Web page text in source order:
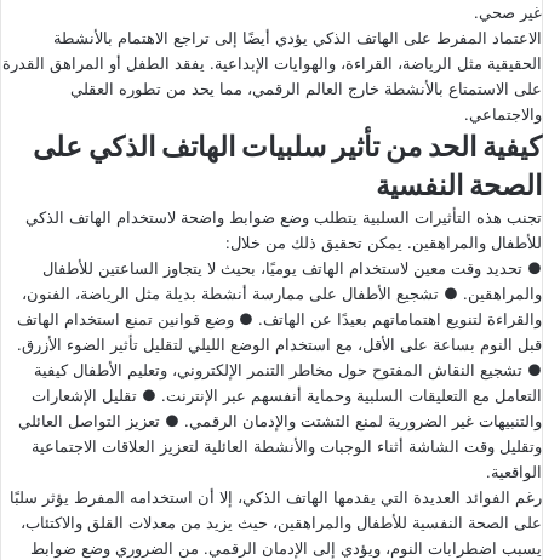
غير صحي.
الاعتماد المفرط على الهاتف الذكي يؤدي أيضًا إلى تراجع الاهتمام بالأنشطة
الحقيقية مثل الرياضة، القراءة، والهوايات الإبداعية. يفقد الطفل أو المراهق القدرة
على الاستمتاع بالأنشطة خارج العالم الرقمي، مما يحد من تطوره العقلي
والاجتماعي.
كيفية الحد من تأثير سلبيات الهاتف الذكي على
الصحة النفسية
تجنب هذه التأثيرات السلبية يتطلب وضع ضوابط واضحة لاستخدام الهاتف الذكي
للأطفال والمراهقين. يمكن تحقيق ذلك من خلال:
● تحديد وقت معين لاستخدام الهاتف يوميًا، بحيث لا يتجاوز الساعتين للأطفال
والمراهقين. ● تشجيع الأطفال على ممارسة أنشطة بديلة مثل الرياضة، الفنون،
والقراءة لتنويع اهتماماتهم بعيدًا عن الهاتف. ● وضع قوانين تمنع استخدام الهاتف
قبل النوم بساعة على الأقل، مع استخدام الوضع الليلي لتقليل تأثير الضوء الأزرق.
● تشجيع النقاش المفتوح حول مخاطر التنمر الإلكتروني، وتعليم الأطفال كيفية
التعامل مع التعليقات السلبية وحماية أنفسهم عبر الإنترنت. ● تقليل الإشعارات
والتنبيهات غير الضرورية لمنع التشتت والإدمان الرقمي. ● تعزيز التواصل العائلي
وتقليل وقت الشاشة أثناء الوجبات والأنشطة العائلية لتعزيز العلاقات الاجتماعية
الواقعية.
رغم الفوائد العديدة التي يقدمها الهاتف الذكي، إلا أن استخدامه المفرط يؤثر سلبًا
على الصحة النفسية للأطفال والمراهقين، حيث يزيد من معدلات القلق والاكتئاب،
يسبب اضطرابات النوم، ويؤدي إلى الإدمان الرقمي. من الضروري وضع ضوابط